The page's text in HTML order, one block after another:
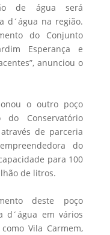
de água será
d´água na região.
do Conjunto
Esperança e
anunciou o
o outro poço
Conservatório
de parceria
do
para 100
de litros.
deste poço
d´água em vários
Vila Carmem,